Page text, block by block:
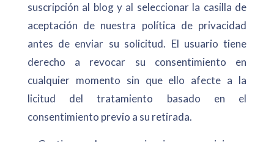
suscripción al blog y al seleccionar la casilla de
aceptación de nuestra política de privacidad
antes de enviar su solicitud. El usuario tiene
derecho a revocar su consentimiento en
cualquier momento sin que ello afecte a la
licitud del tratamiento basado en el
consentimiento previo a su retirada.